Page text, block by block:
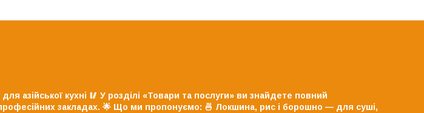
азійської кухні 🥢 У розділі «Товари та послуги» ви знайдете повний
закладах. 🌟 Що ми пропонуємо: 🍜 Локшина, рис і борошно — для суші,